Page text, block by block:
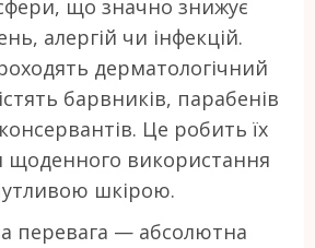
що значно знижує
алергій чи інфекцій.
дерматологічний
барвників, парабенів
Це робить їх
щоденного використання
шкірою.
перевага — абсолютна